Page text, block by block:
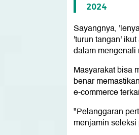
2024
Sayangnya,
'turun tangan'
dalam
Masyarakat bisa
benar
e-commerce
"Pelanggaran
menjamin